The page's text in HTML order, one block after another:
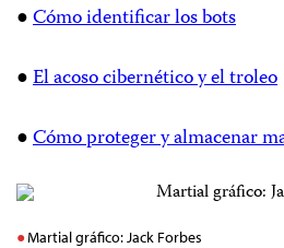
●Cómo identificar los bots
●El acoso cibernético y el troleo
●Cómo proteger y almacenar
Martial gráfico: Jack Forbes